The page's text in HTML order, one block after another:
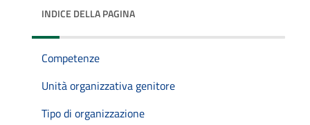
INDICE DELLA PAGINA
Competenze
Unità organizzativa genitore
Tipo di organizzazione